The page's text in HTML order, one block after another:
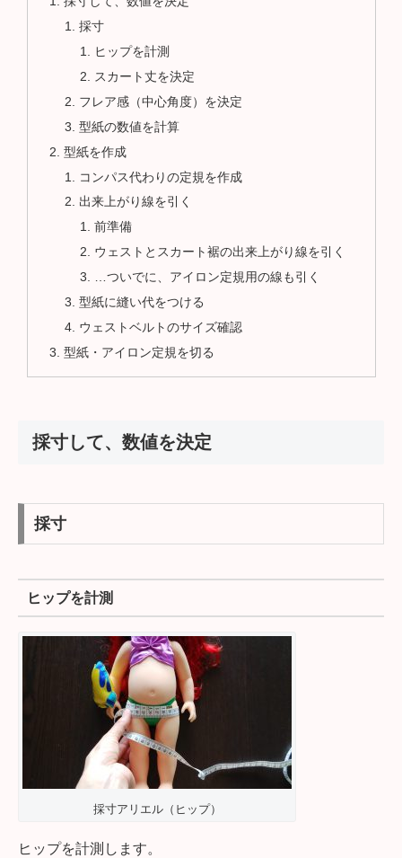
採寸
ヒップを計測
スカート丈を決定
フレア感（中心角度）を決定
型紙の数値を計算
型紙を作成
コンパス代わりの定規を作成
出来上がり線を引く
前準備
ウェストとスカート裾の出来上がり線を引く
…ついでに、アイロン定規用の線も引く
型紙に縫い代をつける
ウェストベルトのサイズ確認
型紙・アイロン定規を切る
採寸して、数値を決定
採寸
ヒップを計測
採寸アリエル（ヒップ）
ヒップを計測します。